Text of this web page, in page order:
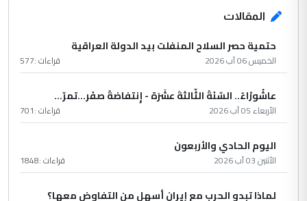
المقالات
حتمية حصر السلاح المنفلت بيد الدولة العراقية
الخميس 06 آب 2026 قراءات :577
عاشُورْاءُ.. السّنَةُ الثّالثةَ عشَرَة - إِنتفاضةُ صفَر…تمرّ...
الأربعاء 05 آب 2026 قراءات :701
اليوم الحادي والأربعون
الأثنين 03 آب 2026 قراءات :1848
لماذا تبدو الحرب مع إيران أسهل من التفاوض معها؟